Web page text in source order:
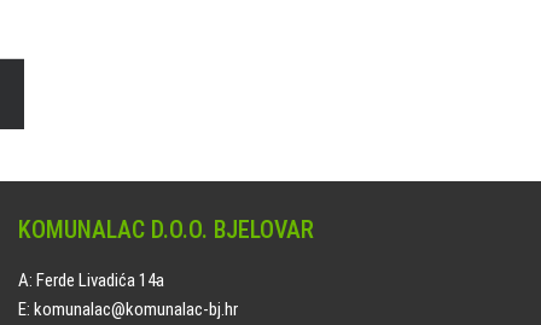
KOMUNALAC D.O.O. BJELOVAR
A: Ferde Livadića 14a
E: komunalac@komunalac-bj.hr